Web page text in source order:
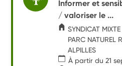
Informer et
/ valoriser le ...
SYNDICAT
PARC NATUREL
ALPILLES
À partir du 21